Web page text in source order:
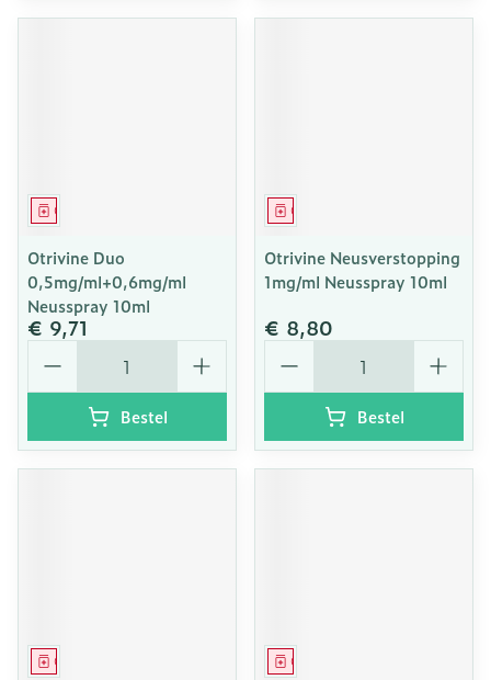
Geneesmiddel
Otrivine Duo
0,5mg/ml+0,6mg/ml
Neusspray 10ml
€ 9,71
Aantal
Bestel
Geneesmiddel
Otrivine Neusverstopping
1mg/ml Neusspray 10ml
€ 8,80
Aantal
Bestel
Geneesmiddel Geneesmiddel